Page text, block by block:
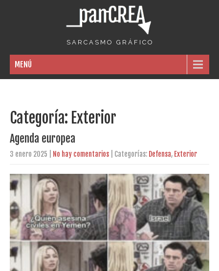
S A R C A S M O G R Á F I C O
MENÚ
Categoría: Exterior
Agenda europea
3 enero 2025 No hay comentarios | Categorías: Defensa, Exterior